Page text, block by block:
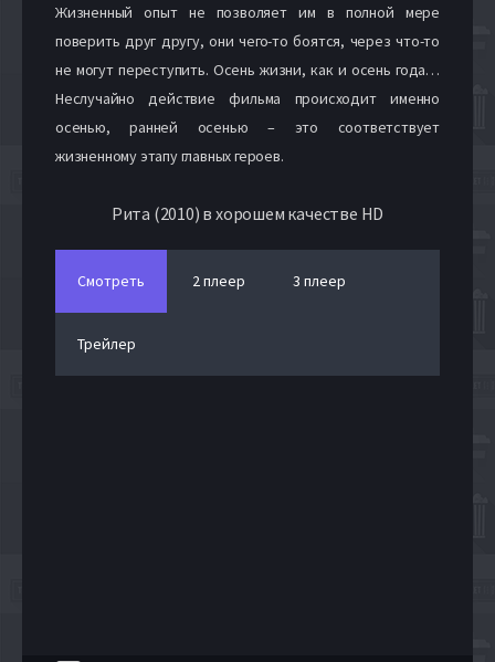
Жизненный опыт не позволяет им в полной мере
поверить друг другу, они чего-то боятся, через что-то
не могут переступить. Осень жизни, как и осень года…
Неслучайно действие фильма происходит именно
осенью, ранней осенью – это соответствует
жизненному этапу главных героев.
Рита (2010) в хорошем качестве HD
Смотреть 2 плеер 3 плеер
Трейлер